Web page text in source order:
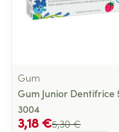
Gum
Gum Junior Dentifrice
3004
5,30 €
3,18 €